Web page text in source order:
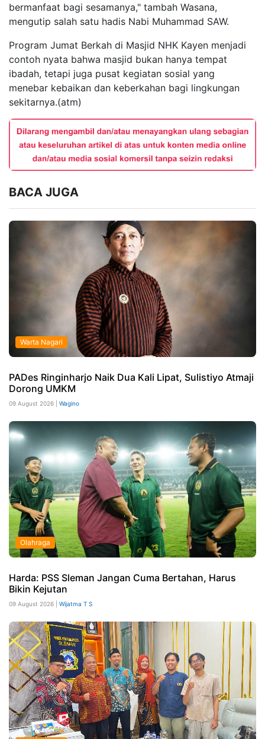
bermanfaat bagi sesamanya," tambah Wasana,
mengutip salah satu hadis Nabi Muhammad SAW.
Program Jumat Berkah di Masjid NHK Kayen menjadi
contoh nyata bahwa masjid bukan hanya tempat
ibadah, tetapi juga pusat kegiatan sosial yang
menebar kebaikan dan keberkahan bagi lingkungan
sekitarnya.(atm)
BACA JUGA
Warta Nagari
PADes Ringinharjo Naik Dua Kali Lipat, Sulistiyo Atmaji
Dorong UMKM
09 August 2026 | Wagino
Olahraga
Harda: PSS Sleman Jangan Cuma Bertahan, Harus
Bikin Kejutan
09 August 2026 | Wijatma T S